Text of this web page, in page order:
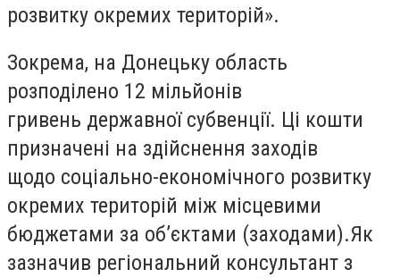
розвитку окремих територій».
Зокрема, на Донецьку область
розподілено 12 мільйонів
гривень державної субвенції. Ці кошти
призначені на здійснення заходів
щодо соціально-економічного розвитку
окремих територій між місцевими
бюджетами за об’єктами (заходами).Як
зазначив регіональний консультант з